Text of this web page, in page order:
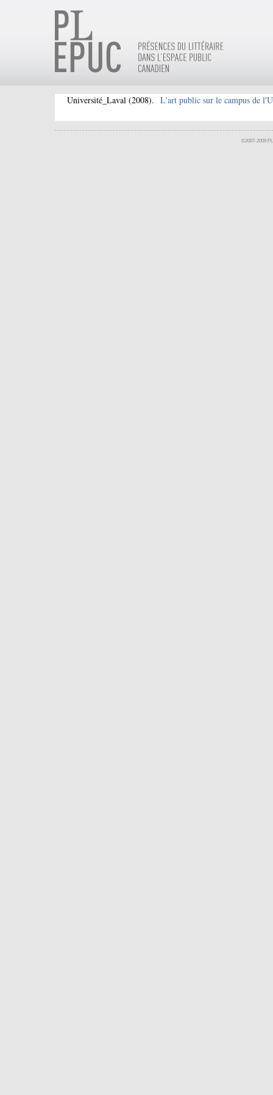
Université_Laval (2008). L'art public sur le campus de
©2007-2009